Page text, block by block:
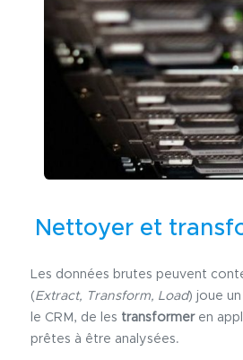
Nettoyer et
Les données brutes peuvent
(Extract, Transform, Load) joue
le CRM, de les transformeren
prêtes à être analysées.